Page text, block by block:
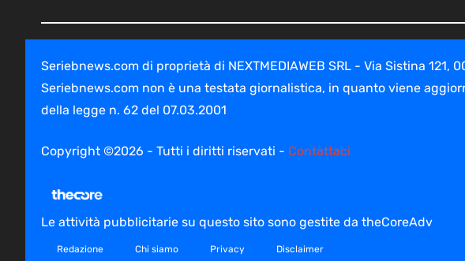
Seriebnews.com di proprietà di NEXTMEDIAWEB SRL - Via Sistina 121,
Seriebnews.com non è una testata giornalistica, in quanto viene
della legge n. 62 del 07.03.2001
Copyright ©2026 - Tutti i diritti riservati - Contattaci
Le attività pubblicitarie su questo sito sono gestite da theCoreAdv
Redazione Chi siamo Privacy Disclaimer